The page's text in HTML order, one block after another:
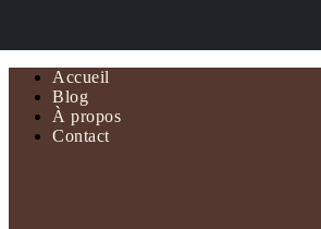
Accueil
Blog
À propos
Contact